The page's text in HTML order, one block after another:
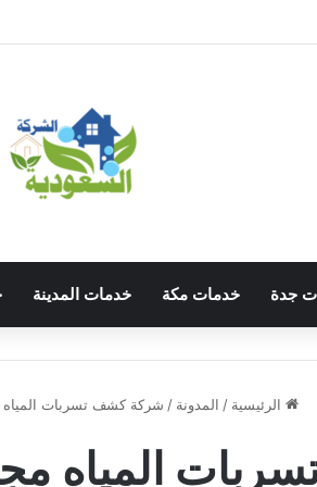
جدة خدمات مكة خدمات المدينة
الرئيسية / المدونة / شركة كشف تسربات المياه
المياه